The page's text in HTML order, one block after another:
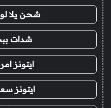
شحن يلا
شدات
ايتونز
ايتونز